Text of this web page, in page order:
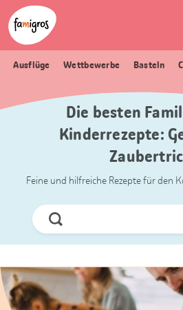
Sprungmarken
Navigation
Header
Logo
Ausflüge Wettbewerbe Basteln
Die besten
Kinderrezepte:
Feine und hilfreiche Rezepte für den
Jetzt
Suchen